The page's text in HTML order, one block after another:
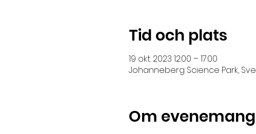
Tid och plats
19 okt. 2023 12:00 – 17:00
Johanneberg Science Park,
Om